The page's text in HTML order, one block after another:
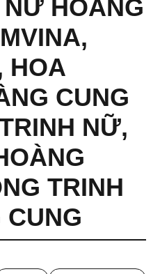
HOÀNG
,
HOA
CUNG
NỮ,
TRINH